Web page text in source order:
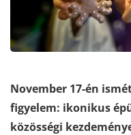
November 17-én
figyelem: ikonikus
közösségi